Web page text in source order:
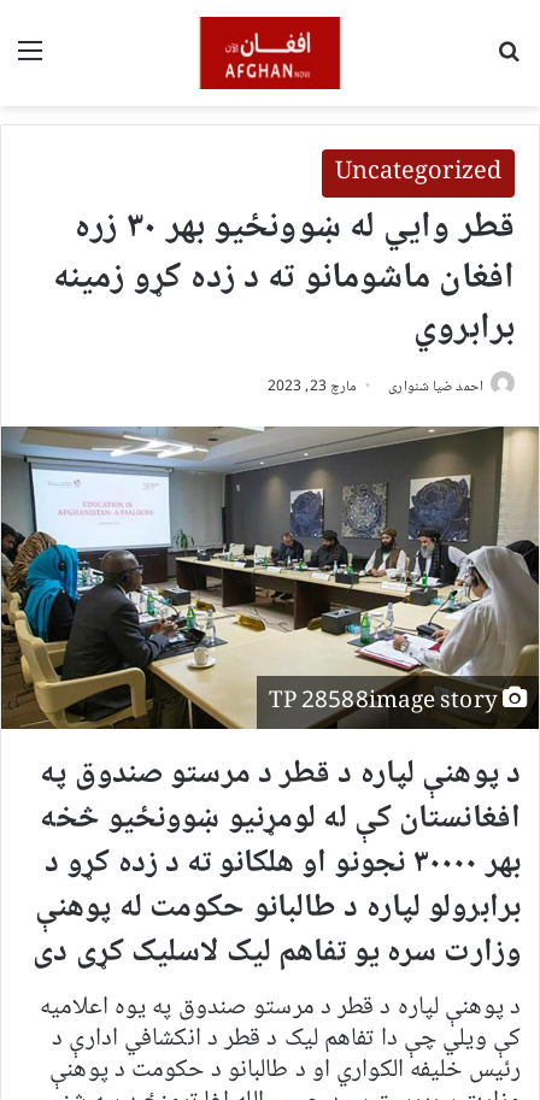
Uncategorized
قطر وايي له ښوونځیو بهر ۳۰ زره
افغان ماشومانو ته د زده کړو زمینه
برابروي
احمد ضیا شنواری مارچ 23, 2023
TP 28588image story
د پوهنې لپاره د قطر د مرستو صندوقپه
افغانستان کې له لومړنیو ښوونځیو څخه
بهر۳۰۰۰۰نجونو او هلکانو ته د زده کړو د
برابرولو لپاره د طالبانو حکومتلهپوهنې
وزارت سره یو تفاهم لیک لاسلیک کړی دی
د پوهنې لپاره د قطر د مرستو صندوق په یوه اعلامیه
کې ویلي چې دا تفاهم لیک د قطر د انکشافي ادارې د
رئیس خلیفه الکواري او د طالبانو د حکومت د پوهنې